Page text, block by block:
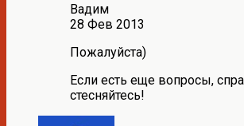
Вадим
28 Фев 2013
Пожалуйста)
Если есть еще вопросы,
стесняйтесь!